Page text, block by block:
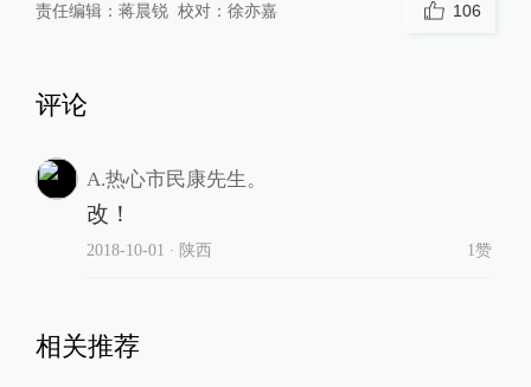
责任编辑： 蒋晨锐 校对： 徐亦嘉 106
评论
A.热心市民康先生。
改！
2018-10-01 ∙ 陕西 1赞
相关推荐